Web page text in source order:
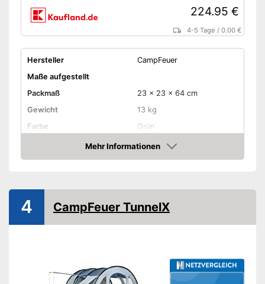
224.95 €
4-5 Tage /0.00 €
Hersteller
CampFeuer
Maße aufgestellt
Packmaß
23 x 23 x 64 cm
Gewicht
13 kg
Farbe
Grün
Anzahl Personen
4
Anzahl Kabinen
2
Anzahl Eingänge
1
Material Überzelt
Polyester
Material Innenzelt
Polyester
5.000 mm
Fiberglasgestänge
Mehr Informationen
Amazon
4 CampFeuer TunnelX